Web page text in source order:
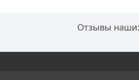
Отзывы